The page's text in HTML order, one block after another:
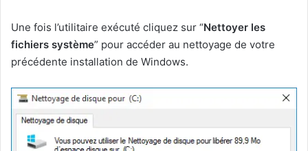
Une fois l’utilitaire exécuté cliquez sur “Nettoyer les
fichiers système” pour accéder au nettoyage de votre
précédente installation de Windows.